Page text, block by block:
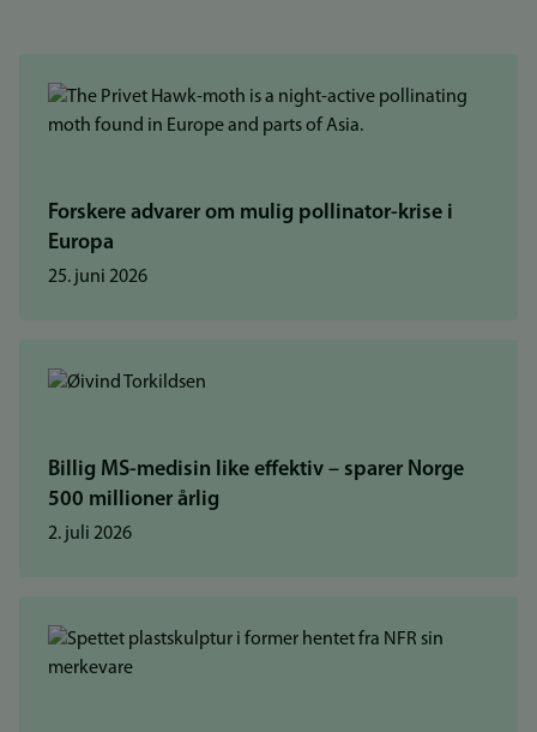
Forskere advarer om mulig pollinator-krise i
Europa
25. juni 2026
Billig MS-medisin like effektiv – sparer Norge
500 millioner årlig
2. juli 2026